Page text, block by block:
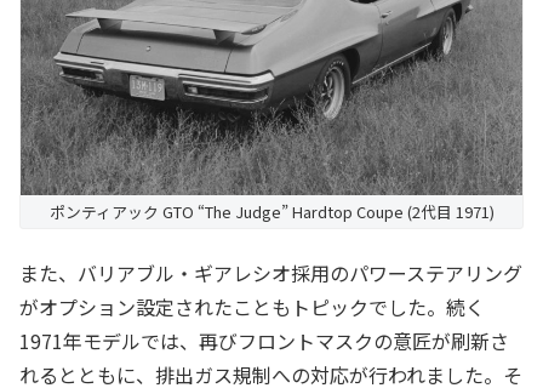
ポンティアック GTO “The Judge” Hardtop Coupe (2代目 1971)
また、バリアブル・ギアレシオ採用のパワーステアリング
がオプション設定されたこともトピックでした。続く
1971年モデルでは、再びフロントマスクの意匠が刷新さ
れるとともに、排出ガス規制への対応が行われました。そ